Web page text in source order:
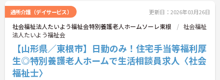
通所介護（デイサービス） 更新日：2026年03月26日
社会福祉法人たいよう福祉会特別養護老人ホームソーレ東根
社会福祉
法人たいよう福祉会
【山形県／東根市】日勤のみ！住宅手当等福利厚
生◎特別養護老人ホームで生活相談員求人〈社会
福祉士〉